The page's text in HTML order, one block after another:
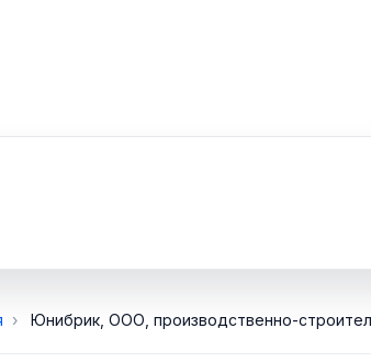
Юнибрик, ООО, производственно-